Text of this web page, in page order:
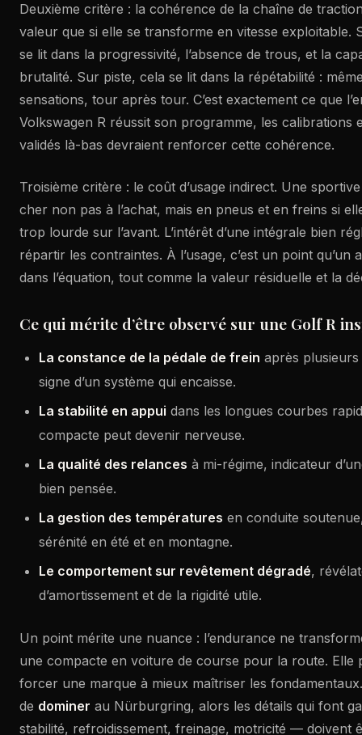
Deuxième critère : la cohérence de la chaîne de
valeur que si elle se transforme en vitesse exploitable.
se lit dans la progressivité, l’absence de trous, et la
brutalité. Sur piste, cela se lit dans la répétabilité :
sensations, tour après tour. C’est exactement ce que
Volkswagen R réussit son programme, les calibrations
validés là-bas devraient renforcer cette cohérence.
Troisième critère : le coût d’usage indirect. Une
cher non pas à l’achat, mais en pneus et en freins si
trop lourde sur l’avant. L’intérêt d’une intégrale bien
répartir les contraintes. À l’usage, c’est un point qu’un
dans l’équation, tout comme la valeur résiduelle et la
Ce qui mérite d’être observé sur une Golf R
La constance de la pédale de frein après
signe d’un système qui encaisse.
La stabilité en appui dans les longues courbes
compacte peut devenir nerveuse.
La qualité des relances à mi-régime, indicateur
bien pensée.
La gestion des températures en conduite
sérénité en été et en montagne.
Le comportement sur revêtement dégradé,
d’amortissement et de la rigidité utile.
Un point mérite une nuance : l’endurance ne
une compacte en voiture de course pour la route. Elle
forcer une marque à mieux maîtriser les
de dominer au Nürburgring, alors les détails qui font
stabilité, refroidissement, freinage, motricité — doivent